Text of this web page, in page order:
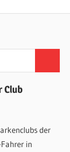
Club
der
in